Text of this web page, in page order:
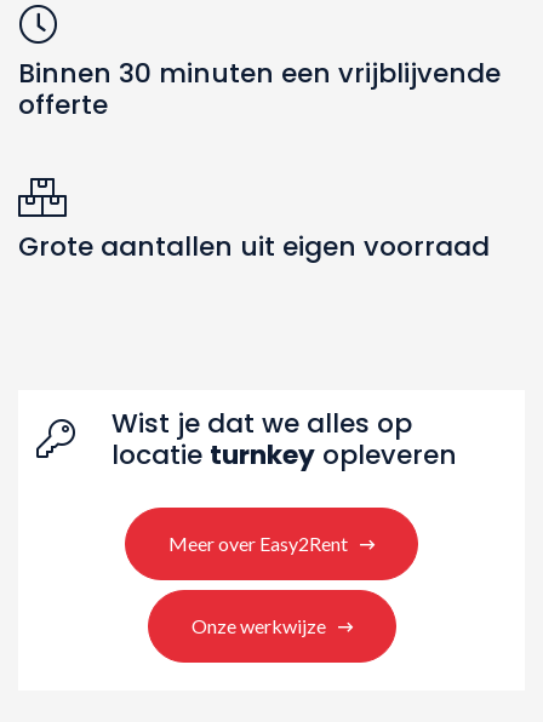
Binnen 30 minuten een vrijblijvende
offerte
Grote aantallen uit eigen voorraad
Wist je dat we alles op
locatie turnkey opleveren
Meer over Easy2Rent
Onze werkwijze
Zoeken naar producten